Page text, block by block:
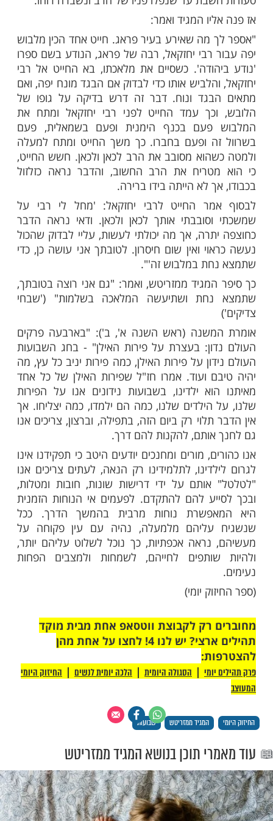
עוד תוכן חדש ומפתיע! התחברו לכל
שלנו בתהיליםבלחיצה כאן >>>​
חכם נודע, בא לראשונה אל המגיד
בכדי לשהות במחיצתו בשבת. במשך כל
אותו המגיד בדברים, ודבריו היו כדקירות
של הרב האורח. דבר זה חזר ונשנה בכל
עד שנפלו פניו של הרב ונשברה רוחו.
המגיד ואמר:
מה שאירע בעיר פראג. חייט אחד הכין מלבוש
רבי יחזקאל, רבה של פראג, הנודע בשם ספרו
כשסיים את מלאכתו, בא החייט אל רבי
אותו כדי לבדוק אם הבגד מונח יפה, ואם
ונוח. דבר זה דרש בדיקה על גופו של
עמד החייט לפני רבי יחזקאל ומתח את
פעם בכנף הימנית ופעם בשמאלית, פעם
ופעם בחברו. כך משך החייט ומתח למעלה
מסובב את הרב לכאן ולכאן. חשש החייט,
את הרב החשוב, והדבר נראה כזלזול
לא הייתה בידו ברירה.
החייט לרבי יחזקאל: 'מחל לי רבי על
אותך לכאן ולכאן. ודאי נראה הדבר
אך מה יכולתי לעשות, עליי לבדוק שהכול
ואין שום חיסרון. לטובתך אני עושה כן, כדי
במלבוש זה'".
ממזריטש, ואמר: "גם אני רוצה בטובתך,
ושתיעשה המלאכה בשלמות" ('שבחי
(ראש השנה א', ב'): "בארבעה פרקים
בעצרת על פירות האילן" - בחג השבועות
על פירות האילן, כמה פירות יניב כל עץ, מה
ילדינו, בשבועות נידונים אנו על הפירות
שלנו, כמה הם ילמדו, כמה יצליחו. אך
רק ביום הזה, בתפילה, וברצון, צריכים אנו
להקנות להם דרך.
מורים ומחנכים יודעים היטב כי תפקידנו אינו
לתלמידינו רק הנאה, לעתים צריכים אנו
להם להתקדם. לפעמים אי הנוחות הזמנית
נוחות מרבית בהמשך הדרך. ככל
עליהם מלמעלה, נהיה עם עין פקוחה על
אכפתיות, כך נוכל לשלוט עליהם יותר,